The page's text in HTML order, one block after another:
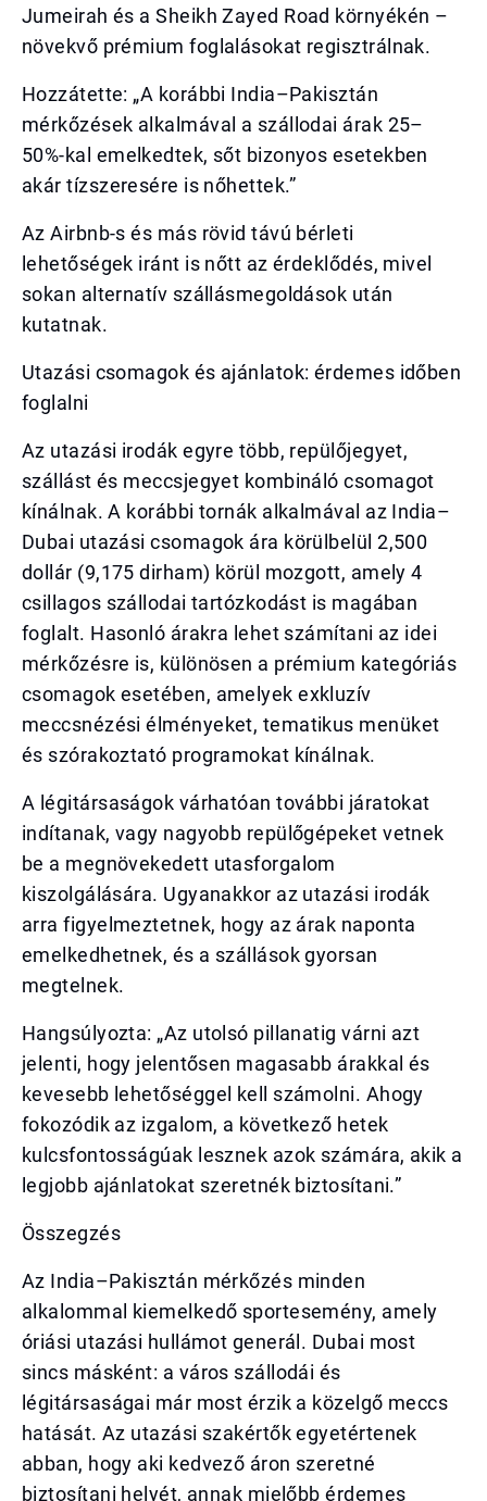
Jumeirah és a Sheikh Zayed Road környékén –
növekvő prémium foglalásokat regisztrálnak.
Hozzátette: „A korábbi India–Pakisztán
mérkőzések alkalmával a szállodai árak 25–
50%-kal emelkedtek, sőt bizonyos esetekben
akár tízszeresére is nőhettek.”
Az Airbnb-s és más rövid távú bérleti
lehetőségek iránt is nőtt az érdeklődés, mivel
sokan alternatív szállásmegoldások után
kutatnak.
Utazási csomagok és ajánlatok: érdemes időben
foglalni
Az utazási irodák egyre több, repülőjegyet,
szállást és meccsjegyet kombináló csomagot
kínálnak. A korábbi tornák alkalmával az India–
Dubai utazási csomagok ára körülbelül 2,500
dollár (9,175 dirham) körül mozgott, amely 4
csillagos szállodai tartózkodást is magában
foglalt. Hasonló árakra lehet számítani az idei
mérkőzésre is, különösen a prémium kategóriás
csomagok esetében, amelyek exkluzív
meccsnézési élményeket, tematikus menüket
és szórakoztató programokat kínálnak.
A légitársaságok várhatóan további járatokat
indítanak, vagy nagyobb repülőgépeket vetnek
be a megnövekedett utasforgalom
kiszolgálására. Ugyanakkor az utazási irodák
arra figyelmeztetnek, hogy az árak naponta
emelkedhetnek, és a szállások gyorsan
megtelnek.
Hangsúlyozta: „Az utolsó pillanatig várni azt
jelenti, hogy jelentősen magasabb árakkal és
kevesebb lehetőséggel kell számolni. Ahogy
fokozódik az izgalom, a következő hetek
kulcsfontosságúak lesznek azok számára, akik a
legjobb ajánlatokat szeretnék biztosítani.”
Összegzés
Az India–Pakisztán mérkőzés minden
alkalommal kiemelkedő sportesemény, amely
óriási utazási hullámot generál. Dubai most
sincs másként: a város szállodái és
légitársaságai már most érzik a közelgő meccs
hatását. Az utazási szakértők egyetértenek
abban, hogy aki kedvező áron szeretné
biztosítani helyét, annak mielőbb érdemes